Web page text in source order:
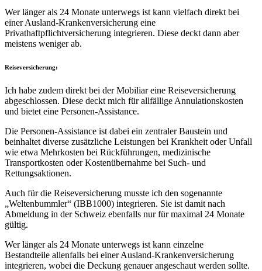
Wer länger als 24 Monate unterwegs ist kann vielfach direkt bei
einer Ausland-Krankenversicherung eine
Privathaftpflichtversicherung integrieren. Diese deckt dann aber
meistens weniger ab.
Reiseversicherung:
Ich habe zudem direkt bei der Mobiliar eine Reiseversicherung
abgeschlossen. Diese deckt mich für allfällige Annulationskosten
und bietet eine Personen-Assistance.
Die Personen-Assistance ist dabei ein zentraler Baustein und
beinhaltet diverse zusätzliche Leistungen bei Krankheit oder Unfall
wie etwa Mehrkosten bei Rückführungen, medizinische
Transportkosten oder Kostenübernahme bei Such- und
Rettungsaktionen.
Auch für die Reiseversicherung musste ich den sogenannte
„Weltenbummler“ (IBB1000) integrieren. Sie ist damit nach
Abmeldung in der Schweiz ebenfalls nur für maximal 24 Monate
gültig.
Wer länger als 24 Monate unterwegs ist kann einzelne
Bestandteile allenfalls bei einer Ausland-Krankenversicherung
integrieren, wobei die Deckung genauer angeschaut werden sollte.